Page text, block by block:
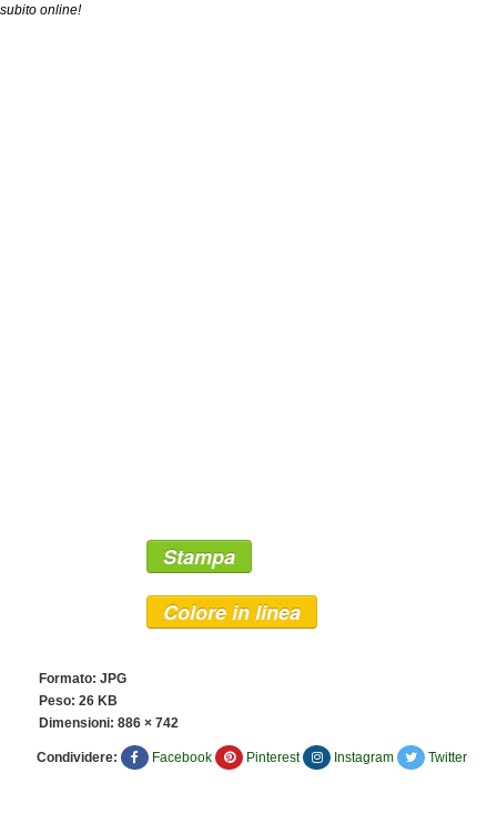
subito online!
Stampa
Colore in linea
Formato: JPG
Peso: 26 KB
Dimensioni: 886 × 742
Condividere: Facebook Pinterest Instagram Twitter